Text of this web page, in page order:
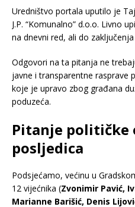
Uredništvo portala uputilo je
J.P. “Komunalno” d.o.o. Livno
na dnevni red, ali do
Odgovori na ta pitanja ne
javne i transparentne rasprave
koje je upravo zbog građana
poduzeća.
Pitanje političke
posljedica
Podsjećamo, većinu u
12 vijećnika (Zvonimir Pavić,
Marianne Barišić, Denis